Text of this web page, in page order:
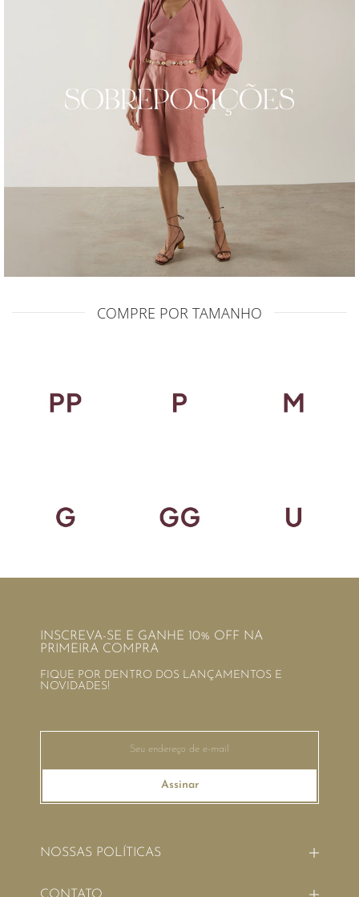
COMPRE POR TAMANHO
INSCREVA-SE E GANHE 10% OFF NA
PRIMEIRA COMPRA
FIQUE POR DENTRO DOS LANÇAMENTOS E
NOVIDADES!
Assinar
NOSSAS POLÍTICAS